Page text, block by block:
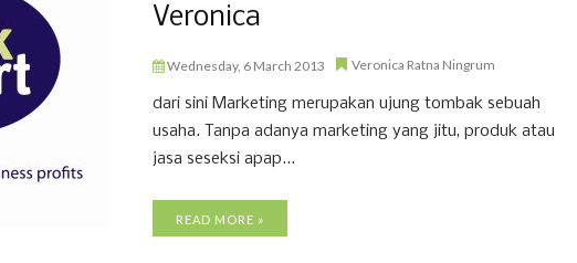
Veronica
Wednesday, 6 March 2013 Veronica Ratna Ningrum
dari sini Marketing merupakan ujung tombak sebuah
usaha. Tanpa adanya marketing yang jitu, produk atau
jasa seseksi apap...
READ MORE »